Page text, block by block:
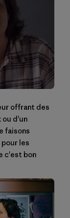
offrant des
ou d'un
faisons
les
c'est bon